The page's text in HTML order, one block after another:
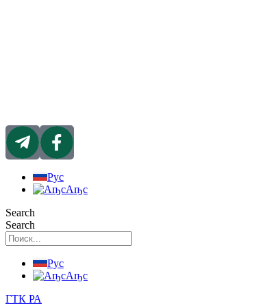
Рус
Аҧс
Search
Search
Рус
Аҧс
ГТК РА